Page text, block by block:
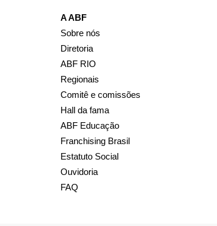
A ABF
Sobre nós
Diretoria
ABF RIO
Regionais
Comitê e comissões
Hall da fama
ABF Educação
Franchising Brasil
Estatuto Social
Ouvidoria
FAQ